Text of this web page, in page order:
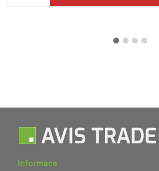
Informace